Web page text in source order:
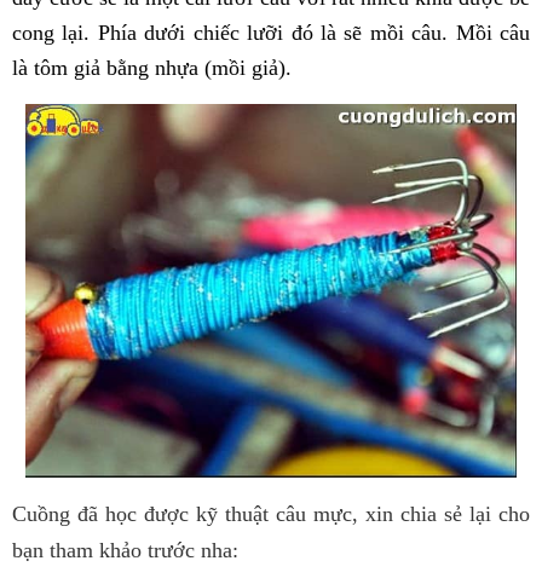
cong lại. Phía dưới chiếc lưỡi đó là sẽ mồi câu. Mồi câu
là tôm giả bằng nhựa (mồi giả).
Cuồng đã học được kỹ thuật câu mực, xin chia sẻ lại cho
bạn tham khảo trước nha: